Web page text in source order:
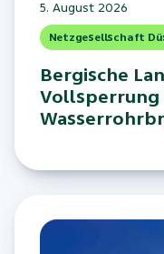
5. August 2026
Netzgesellschaft
Bergische
Vollsperrung